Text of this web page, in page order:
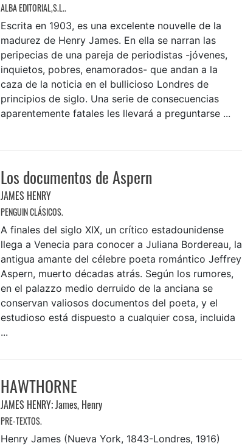
ALBA EDITORIAL,S.L..
Escrita en 1903, es una excelente nouvelle de la
madurez de Henry James. En ella se narran las
peripecias de una pareja de periodistas -jóvenes,
inquietos, pobres, enamorados- que andan a la
caza de la noticia en el bullicioso Londres de
principios de siglo. Una serie de consecuencias
aparentemente fatales les llevará a preguntarse ...
Los documentos de Aspern
JAMES HENRY
PENGUIN CLÁSICOS.
A finales del siglo XIX, un crítico estadounidense
llega a Venecia para conocer a Juliana Bordereau, la
antigua amante del célebre poeta romántico Jeffrey
Aspern, muerto décadas atrás. Según los rumores,
en el palazzo medio derruido de la anciana se
conservan valiosos documentos del poeta, y el
estudioso está dispuesto a cualquier cosa, incluida
...
HAWTHORNE
JAMES HENRY;James, Henry
PRE-TEXTOS.
Henry James (Nueva York, 1843-Londres, 1916)